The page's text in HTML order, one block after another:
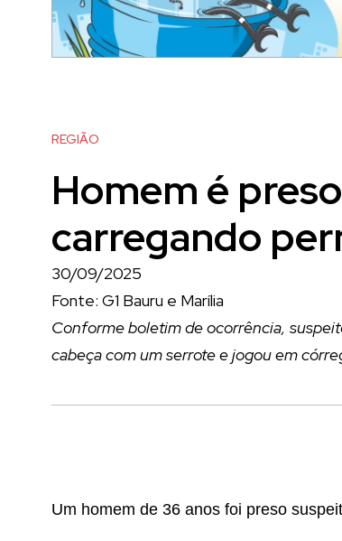
REGIÃO
Homem é
carregando
30/09/2025
Fonte: G1 Bauru e Marília
Conforme boletim de ocorrência,
cabeça com um serrote e jogou em
Um homem de 36 anos foi preso